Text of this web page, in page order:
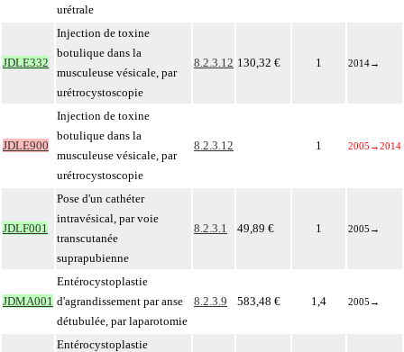
urétrale
JDLE332
Injection de toxine
botulique dans la
musculeuse vésicale, par
urétrocystoscopie
8.2.3.12 130,32 € 1 2014→
JDLE900
Injection de toxine
botulique dans la
musculeuse vésicale, par
urétrocystoscopie
8.2.3.12 1 2005 →2014
JDLF001
Pose d'un cathéter
intravésical, par voie
transcutanée
suprapubienne
8.2.3.1 49,89 € 1 2005 →
JDMA001
Entérocystoplastie
d'agrandissement par anse
détubulée, par laparotomie
8.2.3.9 583,48 € 1,4 2005 →
Entérocystoplastie